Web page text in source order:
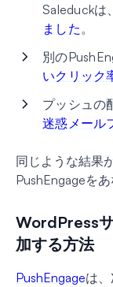
Saleduckは、
ました。
別の
いクリック
プッシュの
迷惑メール
同じような結果
PushEngageを
WordPress
加する方法
PushEngageは